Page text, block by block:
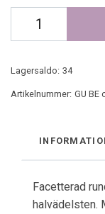
Lagersaldo: 34
Artikelnummer: GU BE
Facetterad
halvädelsten.